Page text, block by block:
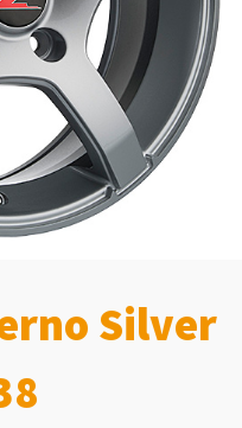
Silver